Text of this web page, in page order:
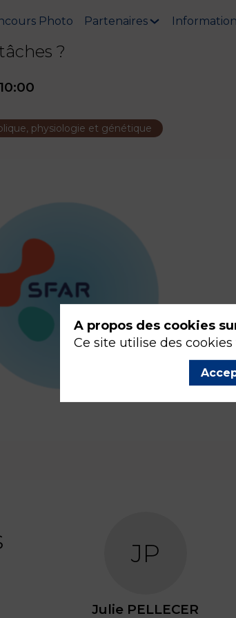
Photo Partenaires
?
10:00
physiologie et génétique
JP
Julie PELLECER
A propos des cookies
Ce site utilise des